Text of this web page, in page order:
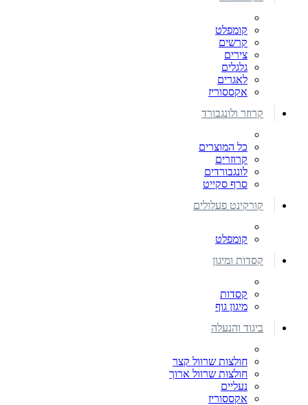
קומפלט
קרשים
צירים
גלגלים
לאגרים
אקססוריז
קרוזר ולונגבורד
כל המוצרים
קרוזרים
לונגבורדים
סרף סקייט
קורקינט פעלולים
קומפלט
קסדות ומיגון
קסדות
מיגון גוף
ביגוד והנעלה
חולצות שרוול קצר
חולצות שרוול ארוך
נעליים
אקססוריז